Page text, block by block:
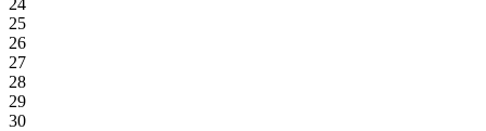
24
25
26
27
28
29
30